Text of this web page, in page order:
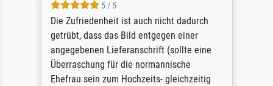
5 / 5
Die Zufriedenheit ist auch nicht dadurch
getrübt, dass das Bild entgegen einer
angegebenen Lieferanschrift (sollte eine
Überraschung für die normannische
Ehefrau sein zum Hochzeits- gleichzeitig